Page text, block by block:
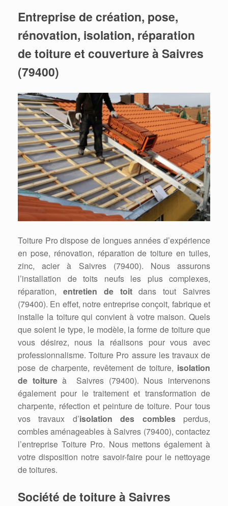
Entreprise de création, pose,
rénovation, isolation, réparation
de toiture et couverture à Saivres
(79400)
Toiture Pro dispose de longues années d’expérience
en pose, rénovation, réparation de toiture en tuiles,
zinc, acier à Saivres (79400). Nous assurons
l’installation de toits neufs les plus complexes,
réparation, entretien de toitdans tout Saivres
(79400). En effet, notre entreprise conçoit, fabrique et
installe la toiture qui convient à votre maison. Quels
que soient le type, le modèle, la forme de toiture que
vous désirez, nous la réalisons pour vous avec
professionnalisme. Toiture Pro assure les travaux de
pose de charpente, revêtement de toiture, isolation
de toitureà Saivres (79400). Nous intervenons
également pour le traitement et transformation de
charpente, réfection et peinture de toiture. Pour tous
vos travaux d’isolation des comblesperdus,
combles aménageables à Saivres (79400), contactez
l’entreprise Toiture Pro. Nous mettons également à
votre disposition notre savoir-faire pour le nettoyage
de toitures.
Société de toiture à Saivres